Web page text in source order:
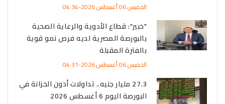
الخميس 06 أغسطس 2026-04:34
"خبير": قطاع الأدوية والرعاية الصحية
بالبورصة المصرية لديه فرص نمو قوية
بالفترة المقبلة
الخميس 06 أغسطس 2026-04:31
27.3 مليار جنيه.. تداولات أذون الخزانة في
البورصة اليوم 6 أغسطس 2026